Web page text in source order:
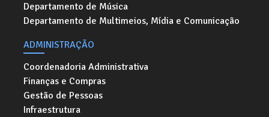
Departamento de Música
Departamento de Multimeios, Mídia e Comunicação
ADMINISTRAÇÃO
Coordenadoria Administrativa
Finanças e Compras
Gestão de Pessoas
Infraestrutura